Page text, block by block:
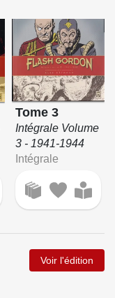
Tome 3
Intégrale Volume
3 - 1941-1944
Intégrale
Voir l'édition